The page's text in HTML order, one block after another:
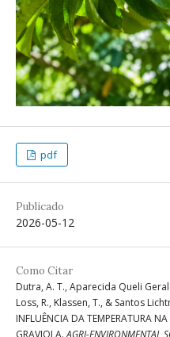
pdf
Publicado
2026-05-12
Como Citar
Dutra, A. T., Aparecida Queli
Loss, R., Klassen, T., & Santos
INFLUÊNCIA DA TEMPERATURA